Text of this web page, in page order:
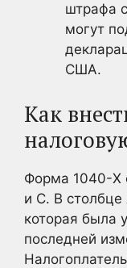
штрафа
могут
США.
Как
Форма 1040-X
и C. В
которая была
последней